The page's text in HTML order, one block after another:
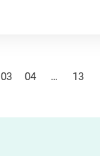
03 04 … 13